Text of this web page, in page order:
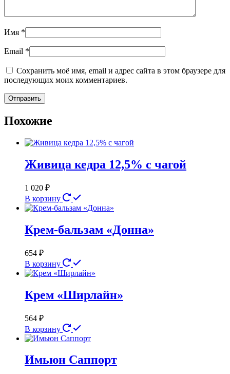
Имя *
Email *
Сохранить моё имя, email и адрес сайта в этом браузере для
последующих моих комментариев.
Похожие
Живица кедра 12,5% с чагой
1 020 ₽
В корзину
Крем-бальзам «Донна»
654 ₽
В корзину
Крем «Ширлайн»
564 ₽
В корзину
Имьюн Саппорт